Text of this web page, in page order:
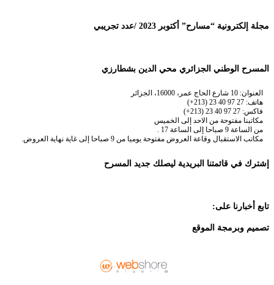
مجلة إلكترونية “مسارح” أكتوبر 2023 /عدد تجريبي
المسرح الوطني الجزائري محي الدين بشطارزي
العنوان: 10 شارع الحاج عمر، 16000، الجزائر
هاتف: 27 97 40 23 (213+)
فاكس: 27 97 40 23 (213+)
مكاتبنا مفتوحة من الاحد إلى الخميس
من الساعة 9 صباحا إلى الساعة 17 .
مكاتب الاستقبال وقاعة العروض مفتوحة يوميا من 9 صباحا إلى غاية نهاية العروض.
إشترك في قائمتنا البريدية ليصلك جديد المسرح
تابع أخبارنا على:
تصميم وبرمجة الموقع